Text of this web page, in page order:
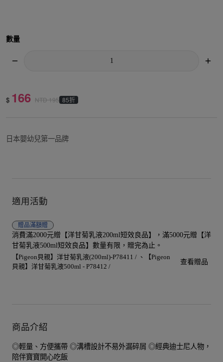
數量
$ 166 NTD195 85折
日本嬰幼兒第一品牌
適用活動
贈品滿額贈
消費滿2000元贈【洋甘菊乳液200ml短效良品】，滿5000元贈【洋
甘菊乳液500ml短效良品】數量有限，贈完為止。
【Pigeon貝親】洋甘菊乳液(200ml)-P78411 /
【Pigeon
貝親】洋甘菊乳液500ml - P78412 /
查看贈品
商品介紹
◎輕量、方便攜帶 ◎溝槽設計不易外漏碎屑 ◎經典迪士尼人物，
陪伴寶寶開心吃飯